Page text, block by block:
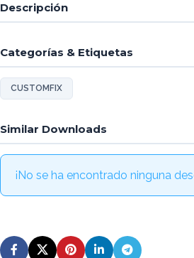
Descripción
Categorías & Etiquetas
CUSTOMFIX
Similar Downloads
¡No se ha encontrado ninguna